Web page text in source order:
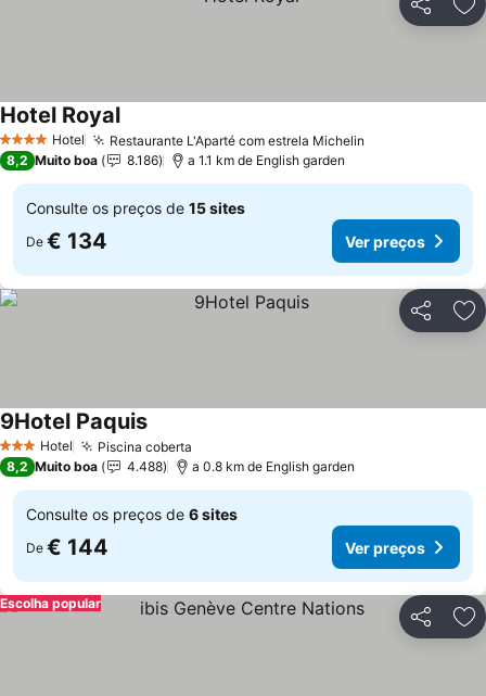
Partilhar
4 EstrelasHotel Restaurante L'Aparté com estrela Michelin
Hotel RoyalVer preços
8,2 Muito boa 8.186 a 1.1 km de English garden
Consulte os preços de 15 sites
De € 134 Ver preços
Partilhar
3 EstrelasHotel Piscina coberta
9Hotel PaquisVer preços
8,2 Muito boa 4.488 a 0.8 km de English garden
Consulte os preços de 6 sites
De € 144 Ver preços
Partilhar
Escolha popular